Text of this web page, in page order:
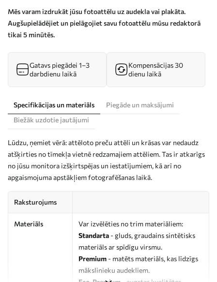
Mēs varam izdrukāt jūsu fotoattēlu uz audekla vai plakāta.
Augšupielādējiet un pielāgojiet savu fotoattēlu mūsu redaktorā
tikai 5 minūtēs.
Gatavs piegādei 1–3
darbdienu laikā
Kompensācijas 30
dienu laikā
Specifikācijas un materiāls
Piegāde un maksājumi
Biežāk uzdotie jautājumi
Lūdzu, ņemiet vērā: attēloto preču attēli un krāsas var nedaudz
atšķirties no tīmekļa vietnē redzamajiem attēliem. Tas ir atkarīgs
no jūsu monitora izšķirtspējas un iestatījumiem, kā arī no
apgaismojuma apstākļiem fotografēšanas laikā.
Raksturojums
Materiāls
Var izvēlēties no trim materiāliem:
Standarta - gluds, graudains sintētisks
materiāls ar spīdīgu virsmu.
Premium - matēts materiāls, kas līdzīgs
mākslinieku audekliem.